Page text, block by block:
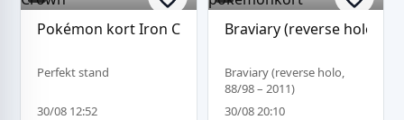
Pokémon kort Iron Crown
Perfekt stand
30/08 12:52
Braviary (reverse holo)
Braviary (reverse holo,
88/98 – 2011)
30/08 20:10